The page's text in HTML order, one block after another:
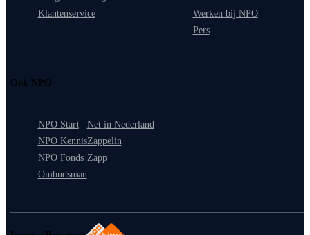
Klantenservice
Werken bij NPO
Pers
Ook NPO
NPO Start
NPO Kennis
NPO Fonds
Ombudsman
Net in Nederland
Zappelin
Zapp